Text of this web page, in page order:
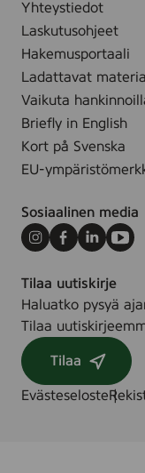
Yhteystiedot
Laskutusohjeet
Hakemusportaali
Ladattavat
Vaikuta
Briefly in English
Kort på Svenska
EU-
Sosiaalinen media
Instagram
Facebook
LinkedIn
Tilaa uutiskirje
Haluatko pysyä
Tilaa
Tilaa
Evästeseloste